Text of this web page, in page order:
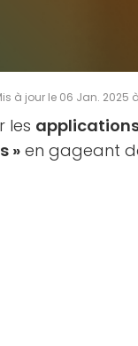
à jour le 06 Jan. 2025 à
les
» en gageant